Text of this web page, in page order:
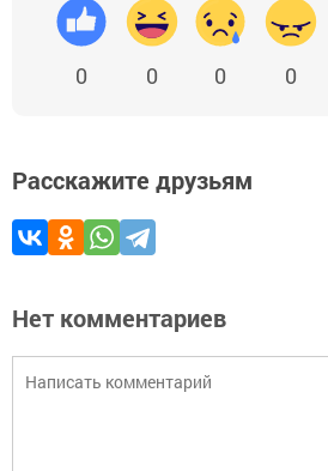
0 0 0 0
Расскажите друзьям
Нет комментариев